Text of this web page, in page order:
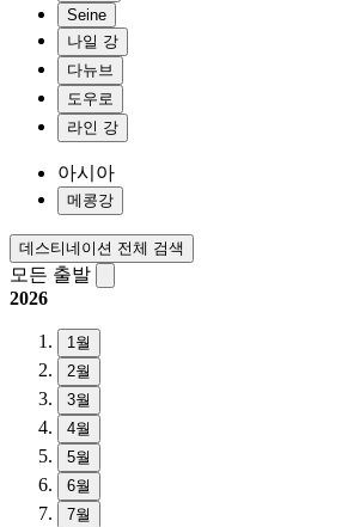
Seine
나일 강
다뉴브
도우로
라인 강
아시아
메콩강
데스티네이션 전체 검색
모든 출발
2026
1월
2월
3월
4월
5월
6월
7월